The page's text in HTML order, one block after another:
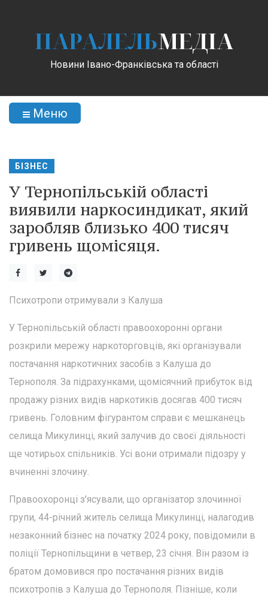
ПАРАЛЕЛЬМЕДІА
Новини Івано-Франківська та області
Меню
БІЗНЕС
У Тернопільській області
виявили наркосиндикат, який
заробляв близько 400 тисяч
гривень щомісяця.
Психотропи отримували з Калуша
У Тернопільській області правоохоронні органи
розкрили мережу наркоторговців, які організували
постачання наркотичних засобів з Калуша до
Тернополя. За підрахунками, щомісячний прибуток від
продажу різних видів наркотиків досягав 400 тисяч
гривень. Головним фігурантом справи є мешканець
селища Микулинці, який залучив до своєї діяльності
ще чотирьох спільників. Усі вони отримали підозру у
вчиненні злочину.
Правоохоронці з'ясували, що організатор злочинної
групи, 44-річний житель селища Микулинці, налагодив
незаконний бізнес на початку 2024 року, повідомили в
поліції Тернопільщини в четвер, 23 січня. Він разом із
братом домовився про постачання різних видів
психотропів з Калуша до Тернополя. Пізніше, коли